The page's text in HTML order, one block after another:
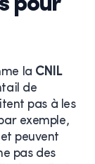
la CNIL
de
pas à les
exemple,
peuvent
pas des